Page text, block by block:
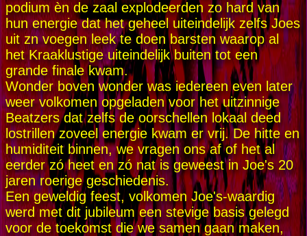
podium èn de zaal explodeerden zo hard van
hun energie dat het geheel uiteindelijk zelfs Joes
uit zn voegen leek te doen barsten waarop al
het Kraaklustige uiteindelijk buiten tot een
grande finale kwam.
Wonder boven wonder was iedereen even later
weer volkomen opgeladen voor het uitzinnige
Beatzers dat zelfs de oorschellen lokaal deed
lostrillen zoveel energie kwam er vrij. De hitte en
humiditeit binnen, we vragen ons af of het al
eerder zó heet en zó nat is geweest in Joe's 20
jaren roerige geschiedenis.
Een geweldig feest, volkomen Joe's-waardig
werd met dit jubileum een stevige basis gelegd
voor de toekomst die we samen gaan maken,